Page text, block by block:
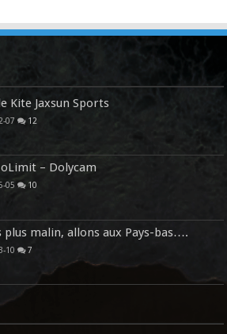
Kite Jaxsun Sports
07 12
– Dolycam
05 10
plus malin, allons aux Pays-bas….
10 7